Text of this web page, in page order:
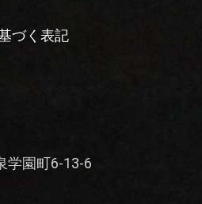
づく表記
学園町6-13-6